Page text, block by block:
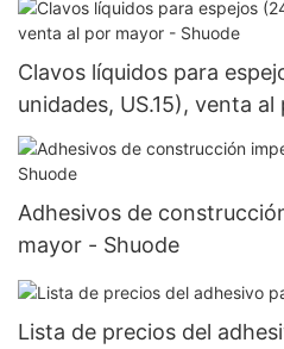
Clavos líquidos para
unidades, US.15), venta
Adhesivos de
mayor - Shuode
Lista de precios del